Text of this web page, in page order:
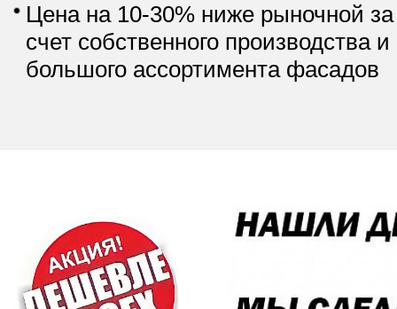
Цена на 10-30% ниже рыночной за
счет собственного производства и
большого ассортимента фасадов